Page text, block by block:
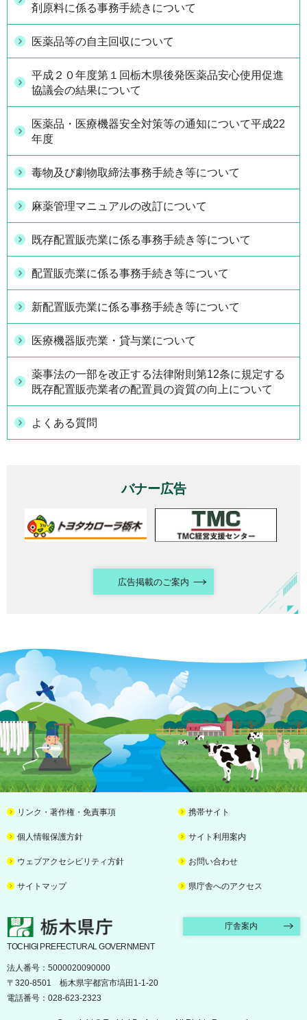
剤原料に係る事務手続きについて
医薬品等の自主回収について
平成２０年度第１回栃木県後発医薬品安心使用促進
協議会の結果について
医薬品・医療機器安全対策等の通知について平成22
年度
毒物及び劇物取締法事務手続き等について
麻薬管理マニュアルの改訂について
既存配置販売業に係る事務手続き等について
配置販売業に係る事務手続き等について
新配置販売業に係る事務手続き等について
医療機器販売業・貸与業について
薬事法の一部を改正する法律附則第12条に規定する
既存配置販売業者の配置員の資質の向上について
よくある質問
バナー広告
広告掲載のご案内
リンク・著作権・免責事項 携帯サイト
個人情報保護方針 サイト利用案内
ウェブアクセシビリティ方針 お問い合わせ
サイトマップ 県庁舎へのアクセス
栃木県庁 庁舎案内
TOCHIGI PREFECTURAL GOVERNMENT
法人番号：5000020090000
〒320-8501 栃木県宇都宮市塙田1-1-20
電話番号：028-623-2323